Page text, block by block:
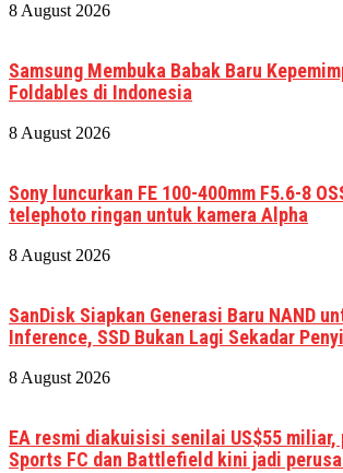
8 August 2026
Samsung Membuka Babak Baru
Foldables di Indonesia
8 August 2026
Sony luncurkan FE 100-400mm F5.6-8
telephoto ringan untuk kamera Alpha
8 August 2026
SanDisk Siapkan Generasi Baru NAND
Inference, SSD Bukan Lagi Sekadar
8 August 2026
EA resmi diakuisisi senilai US$55 miliar,
Sports FC dan Battlefield kini jadi